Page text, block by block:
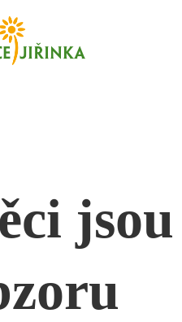
jsou